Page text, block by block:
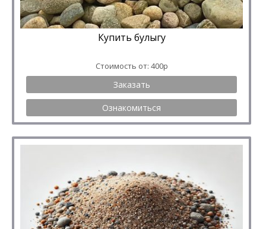
Купить булыгу
Стоимость от: 400р
Заказать
Ознакомиться